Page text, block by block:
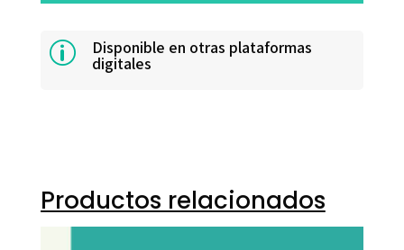
p Disponible en otras plataformas
digitales
Productos relacionados